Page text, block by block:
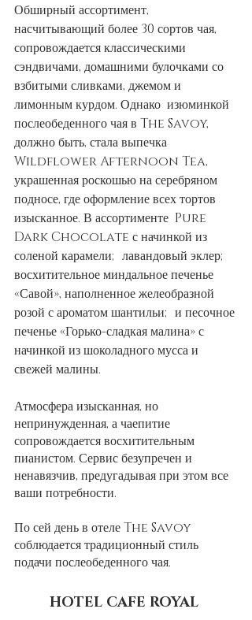
Обширный ассортимент,
насчитывающий более 30 сортов чая,
сопровождается классическими
сэндвичами, домашними булочками со
взбитыми сливками, джемом и
лимонным курдом. Однако  изюминкой
послеобеденного чая в The Savoy,
должно быть, стала выпечка
Wildflower Afternoon Tea,
украшенная роскошью на серебряном
подносе, где оформление всех тортов
изысканное. В ассортименте  Pure
Dark Chocolate с начинкой из
соленой карамели; лавандовый эклер;
восхитительное миндальное печенье
«Савой», наполненное желеобразной
розой с ароматом шантильи; и песочное
печенье «Горько-сладкая малина» с
начинкой из шоколадного мусса и
свежей малины.
Атмосфера изысканная, но
непринужденная, а чаепитие
сопровождается восхитительным
пианистом. Сервис безупречен и
ненавязчив, предугадывая при этом все
ваши потребности.
По сей день в отеле The Savoy
соблюдается традиционный стиль
подачи послеобеденного чая.
HOTEL CAFE ROYAL